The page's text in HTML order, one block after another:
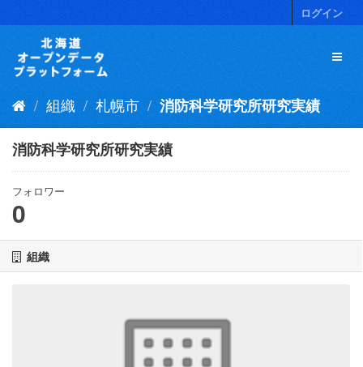
キ
ログイン
組織 札幌市 消防科学研究所研究実績
消防科学研究所研究実績
フォロワー
0
組織